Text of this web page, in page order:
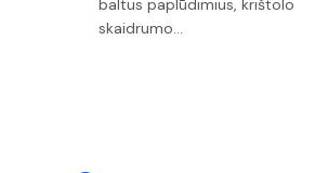
baltus paplūdimius, krištolo
skaidrumo…